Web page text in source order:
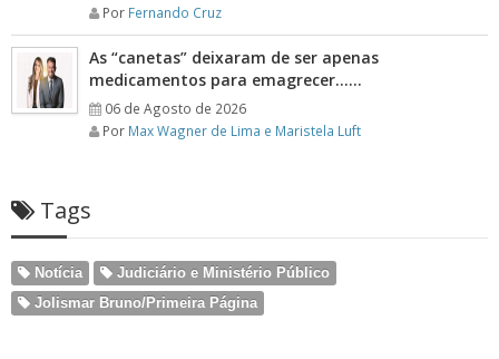
Por Fernando Cruz
As “canetas” deixaram de ser apenas
medicamentos para emagrecer……
06 de Agosto de 2026
Por Max Wagner de Lima e Maristela Luft
Tags
Notícia
Judiciário e Ministério Público
Jolismar Bruno/Primeira Página